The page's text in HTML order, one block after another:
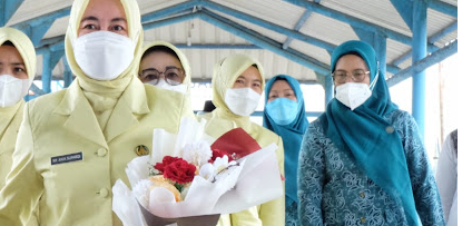
Kembali Menguat, Mahmuzin Taher: Provinsi Riau Pesisir
dan PLN UP3 Dumai Perkuat Sinergi, Pastikan Layanan Listrik
Kabupaten Kepulauan Meranti Kembali Merombak 3 Pejabat Eselon III. A